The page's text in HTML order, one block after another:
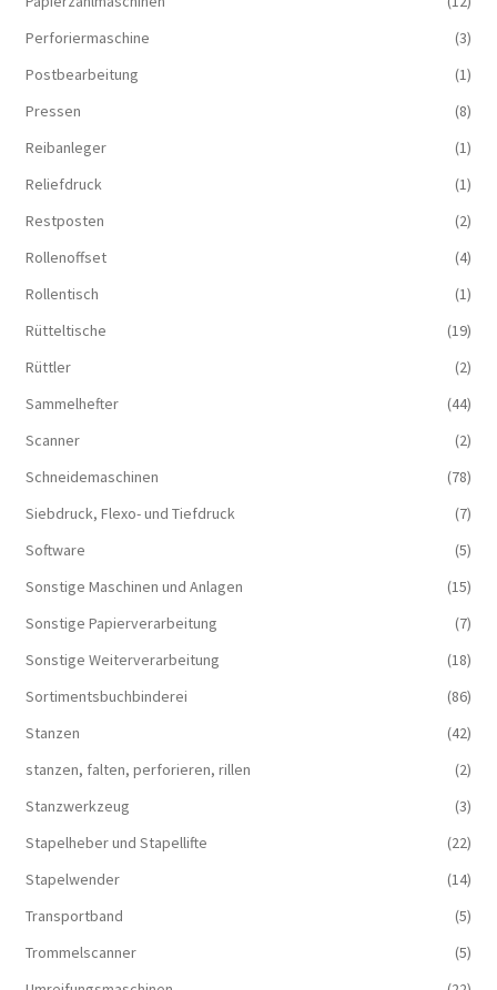
Perforiermaschine
(3)
Postbearbeitung
(1)
Pressen
(8)
Reibanleger
(1)
Reliefdruck
(1)
Restposten
(2)
Rollenoffset
(4)
Rollentisch
(1)
Rütteltische
(19)
Rüttler
(2)
Sammelhefter
(44)
Scanner
(2)
Schneidemaschinen
(78)
Siebdruck, Flexo- und Tiefdruck
(7)
Software
(5)
Sonstige Maschinen und Anlagen
(15)
Sonstige Papierverarbeitung
(7)
Sonstige Weiterverarbeitung
(18)
Sortimentsbuchbinderei
(86)
Stanzen
(42)
stanzen, falten, perforieren, rillen
(2)
Stanzwerkzeug
(3)
Stapelheber und Stapellifte
(22)
Stapelwender
(14)
Transportband
(5)
Trommelscanner
(5)